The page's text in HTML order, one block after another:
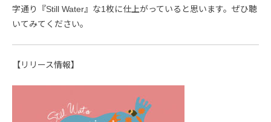
字通り『Still Water』な1枚に仕上がっていると思います。ぜひ聴
いてみてください。
【リリース情報】